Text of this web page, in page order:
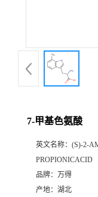
7-甲基色氨酸
英文名称： (S)-2-
PROPIONICACID
品牌： 万得
产地： 湖北